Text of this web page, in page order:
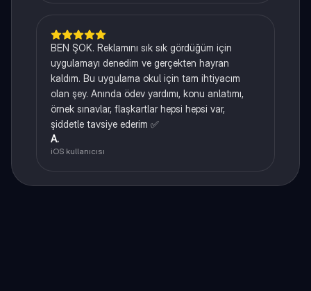
BEN ŞOK. Reklamını sık sık gördüğüm için
uygulamayı denedim ve gerçekten hayran
kaldım. Bu uygulama okul için tam ihtiyacım
olan şey. Anında ödev yardımı, konu anlatımı,
örnek sınavlar, flaşkartlar hepsi hepsi var,
şiddetle tavsiye ederim ✅
A.
iOS kullanıcısı